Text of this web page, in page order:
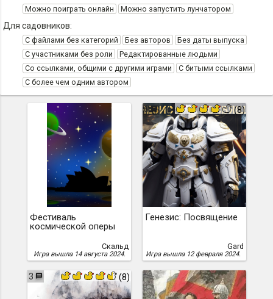
Можно поиграть онлайн
Можно запустить лунчатором
Для садовников:
С файлами без категорий Без авторов
Без даты выпуска
С участниками без роли
Редактированные людьми
Со ссылками, общими с другими играми
С битыми ссылками
С более чем одним автором
Фестиваль
космической оперы
Скальд
Игра вышла 14 августа 2024.
6 (8)
Генезис: Посвящение
Gard
Игра вышла 12 февраля 2024.
3 (8)